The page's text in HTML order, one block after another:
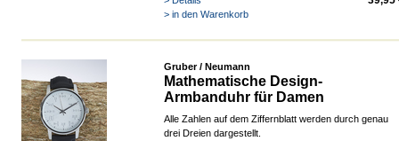
> in den Warenkorb
Gruber / Neumann
Mathematische Design-
Armbanduhr für Damen
Alle Zahlen auf dem Ziffernblatt werden durch genau
drei Dreien dargestellt.